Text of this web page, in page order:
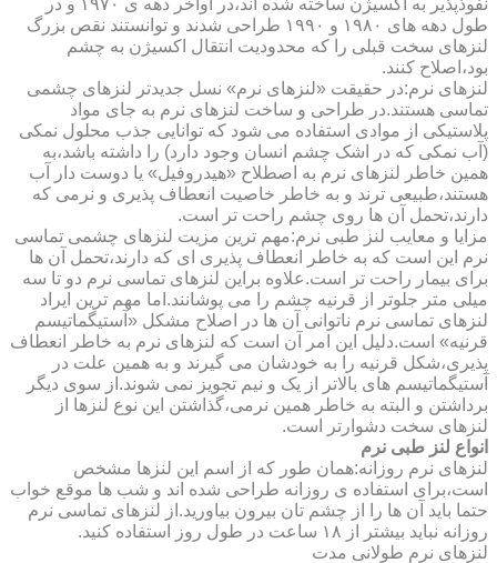
طول دهه های ۱۹۸۰ و ۱۹۹۰ طراحی شدند و توانستند نقص بزرگ
لنزهای سخت قبلی را که محدودیت انتقال اکسیژن به چشم
بود،اصلاح کنند.
لنزهای نرم:در حقیقت «لنزهای نرم» نسل جدیدتر لنزهای چشمی
تماسی هستند.در طراحی و ساخت لنزهای نرم به جای مواد
پلاستیکی از موادی استفاده می شود که توانایی جذب محلول نمکی
(آب نمکی که در اشک چشم انسان وجود دارد) را داشته باشد،به
همین خاطر لنزهای نرم به اصطلاح «هیدروفیل» یا دوست دار آب
هستند،طبیعی ترند و به خاطر خاصیت انعطاف پذیری و نرمی که
دارند،تحمل آن ها روی چشم راحت تر است.
مزایا و معایب لنز طبی نرم:مهم ترین مزیت لنزهای چشمی تماسی
نرم این است که به خاطر انعطاف پذیری ای که دارند،تحمل آن ها
برای بیمار راحت تر است.علاوه براین لنزهای تماسی نرم دو تا سه
میلی متر جلوتر از قرنیه چشم را می پوشانند.اما مهم ترین ایراد
لنزهای تماسی نرم ناتوانی آن ها در اصلاح مشکل «آستیگماتیسم
قرنیه» است.دلیل این امر آن است که لنزهای نرم به خاطر انعطاف
پذیری،شکل قرنیه را به خودشان می گیرند و به همین علت در
آستیگماتیسم های بالاتر از یک و نیم تجویز نمی شوند.از سوی دیگر
برداشتن و البته به خاطر همین نرمی،گذاشتن این نوع لنزها از
لنزهای سخت دشوارتر است.
انواع لنز طبی نرم
لنزهای نرم روزانه:همان طور که از اسم این لنزها مشخص
است،برای استفاده ی روزانه طراحی شده اند و شب ها موقع خواب
حتما باید آن ها را از چشم تان بیرون بیاورید.از لنزهای تماسی نرم
روزانه نباید بیشتر از ۱۸ ساعت در طول روز استفاده کنید.
لنزهای نرم طولانی مدت